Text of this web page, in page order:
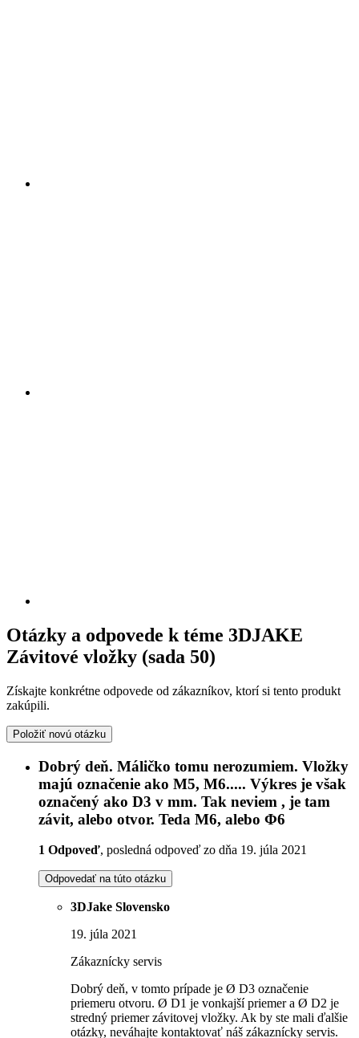
Otázky a odpovede k téme 3DJAKE
Závitové vložky (sada 50)
Získajte konkrétne odpovede od zákazníkov, ktorí si tento produkt
zakúpili.
Položiť novú otázku
Dobrý deň. Máličko tomu nerozumiem. Vložky
majú označenie ako M5, M6..... Výkres je však
označený ako D3 v mm. Tak neviem , je tam
závit, alebo otvor. Teda M6, alebo Φ6
1 Odpoveď, posledná odpoveď zo dňa 19. júla 2021
Odpovedať na túto otázku
3DJake Slovensko
19. júla 2021
Zákaznícky servis
Dobrý deň, v tomto prípade je Ø D3 označenie
priemeru otvoru. Ø D1 je vonkajší priemer a Ø D2 je
stredný priemer závitovej vložky. Ak by ste mali ďalšie
otázky, neváhajte kontaktovať náš zákaznícky servis.